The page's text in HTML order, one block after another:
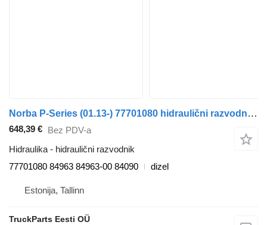
Norba P-Series (01.13-) 77701080 hidraulični razvodnik za Scania P,G,R,T-series (2004-2017) tegljača
648,39 € Bez PDV-a
Hidraulika - hidraulični razvodnik
77701080 84963 84963-00 84090
dizel
Estonija, Tallinn
TruckParts Eesti OÜ